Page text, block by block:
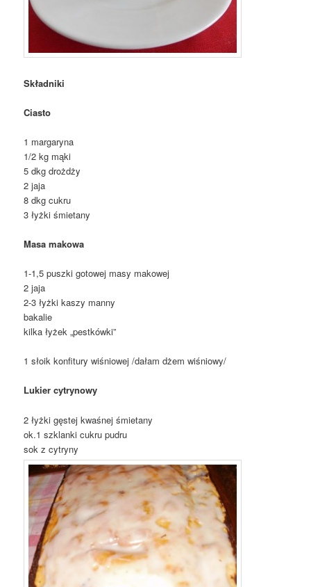
Składniki
Ciasto
1 margaryna
1/2 kg mąki
5 dkg drożdży
2 jaja
8 dkg cukru
3 łyżki śmietany
Masa makowa
1-1,5 puszki gotowej masy makowej
2 jaja
2-3 łyżki kaszy manny
bakalie
kilka łyżek „pestkówki”
1 słoik konfitury wiśniowej /dałam dżem wiśniowy/
Lukier cytrynowy
2 łyżki gęstej kwaśnej śmietany
ok.1 szklanki cukru pudru
sok z cytryny